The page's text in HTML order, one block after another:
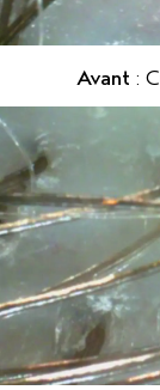
Avant :